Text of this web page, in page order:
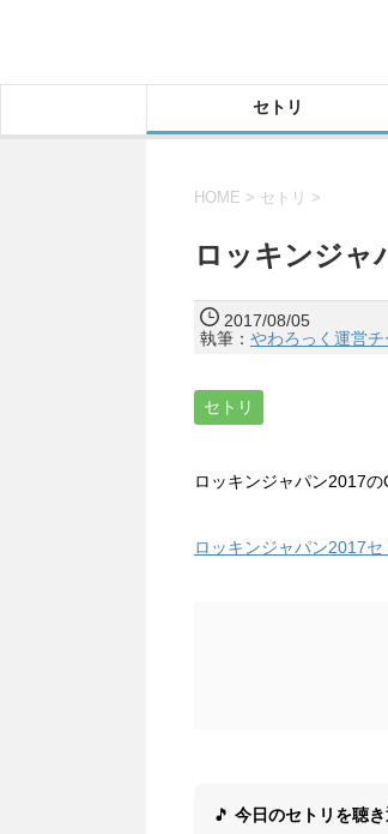
セトリ
HOME > セトリ >
ロッキンジャ
2017/08/05
執筆： やわろっく運営チ
セトリ
ロッキンジャパン2017
ロッキンジャパン2017セ
🎵 今日のセトリを聴